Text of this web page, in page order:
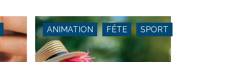
ANIMATION FÊTE SPORT